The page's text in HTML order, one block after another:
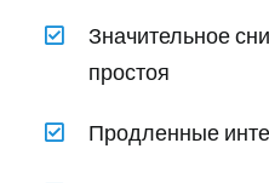
Значительное
простоя
Продленные